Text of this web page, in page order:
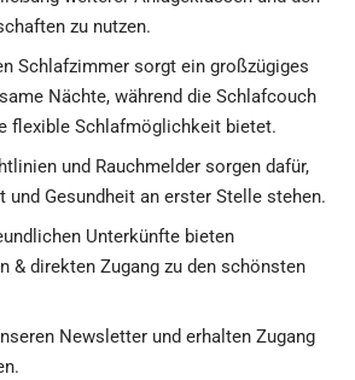
zu nutzen.
Schlafzimmer sorgt ein großzügiges
Nächte, während die Schlafcouch
flexible Schlafmöglichkeit bietet.
und Rauchmelder sorgen dafür,
und Gesundheit an erster Stelle stehen.
Unterkünfte bieten
& direkten Zugang zu den schönsten
Newsletter und erhalten Zugang